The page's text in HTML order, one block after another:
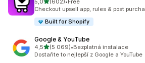
5,0 (602)
Celkový počet recenzí: 602
•Free
Checkout upsell app, rules & post
Built for Shopify
Google & YouTube
4,5z 5 hvězd
(5 069)
Celkový počet recenzí: 5069
•Bezplatná instalace
Dostaňte to nejlepší z Google a YouTube